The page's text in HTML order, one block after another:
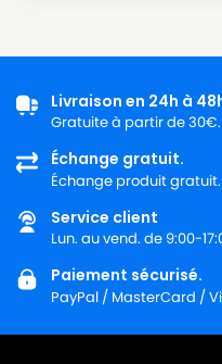
Livraison en 24h à
Gratuite à partir de 30€.
Échange gratuit.
Échange produit gratuit.
Service client
Lun. au vend. de 9:00-
Paiement sécurisé.
PayPal / MasterCard /